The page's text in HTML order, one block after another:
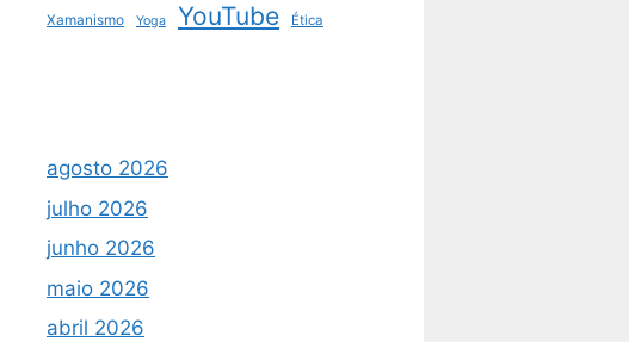
Xamanismo Yoga YouTube Ética
agosto 2026
julho 2026
junho 2026
maio 2026
abril 2026